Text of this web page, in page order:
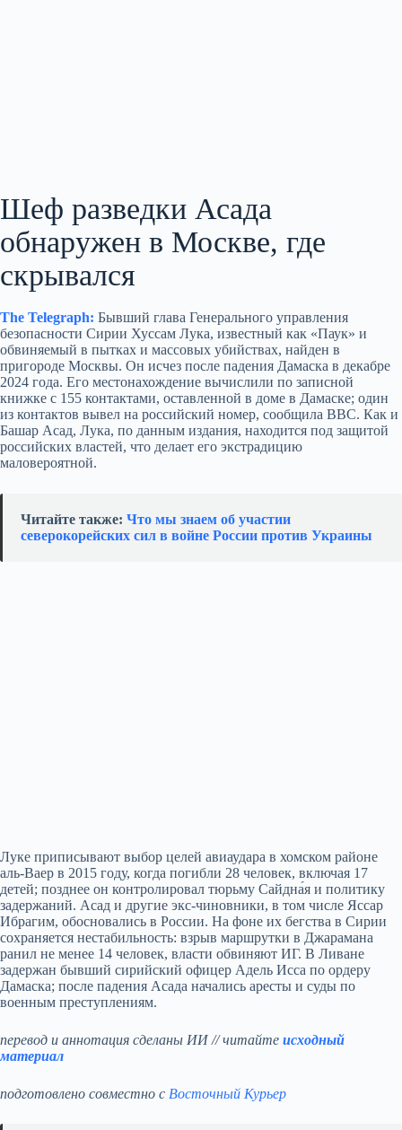
Шеф разведки Асада
обнаружен в Москве, где
скрывался
The Telegraph: Бывший глава Генерального управления
безопасности Сирии Хуссам Лука, известный как «Паук» и
обвиняемый в пытках и массовых убийствах, найден в
пригороде Москвы. Он исчез после падения Дамаска в декабре
2024 года. Его местонахождение вычислили по записной
книжке с 155 контактами, оставленной в доме в Дамаске; один
из контактов вывел на российский номер, сообщила BBC. Как и
Башар Асад, Лука, по данным издания, находится под защитой
российских властей, что делает его экстрадицию
маловероятной.
Читайте также: Что мы знаем об участии
северокорейских сил в войне России против Украины
Луке приписывают выбор целей авиаудара в хомском районе
аль-Ваер в 2015 году, когда погибли 28 человек, включая 17
детей; позднее он контролировал тюрьму Сайдна́я и политику
задержаний. Асад и другие экс-чиновники, в том числе Яссар
Ибрагим, обосновались в России. На фоне их бегства в Сирии
сохраняется нестабильность: взрыв маршрутки в Джарамана
ранил не менее 14 человек, власти обвиняют ИГ. В Ливане
задержан бывший сирийский офицер Адель Исса по ордеру
Дамаска; после падения Асада начались аресты и суды по
военным преступлениям.
перевод и аннотация сделаны ИИ // читайте исходный
материал
подготовлено совместно с Восточный Курьер